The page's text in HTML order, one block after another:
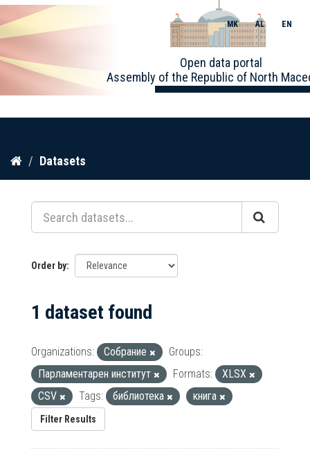
Skip
content
Open data portal
Assembly of the Republic of North
MK AL EN
Datasets
Order by
1 dataset found
Organizations: Собрание
Groups:
Парламентарен институт
Formats:
XLSX
CSV
Tags: библиотека книга
Filter Results